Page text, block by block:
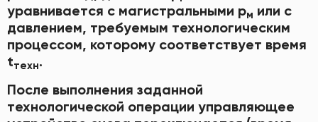
уравнивается с магистральными рм или с
давлением, требуемым технологическим
процессом, которому соответствует время
tтехн.
После выполнения заданной
технологической операции управляющее